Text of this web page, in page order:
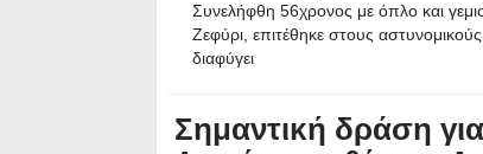
Συνελήφθη 56χρονος με όπλο και
Ζεφύρι, επιτέθηκε στους
διαφύγει
Σημαντική δράση